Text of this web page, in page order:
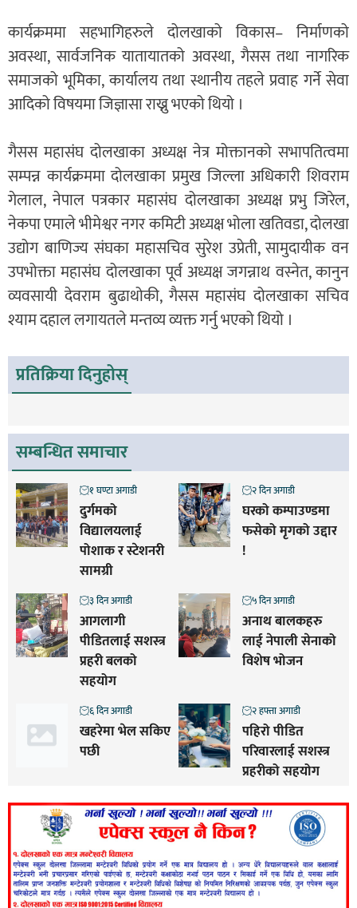
कार्यक्रममा सहभागिहरुले दोलखाको विकास– निर्माणको
अवस्था, सार्वजनिक यातायातको अवस्था, गैसस तथा नागरिक
समाजको भूमिका, कार्यालय तथा स्थानीय तहले प्रवाह गर्ने सेवा
आदिको विषयमा जिज्ञासा राख्नु भएको थियो ।
गैसस महासंघ दोलखाका अध्यक्ष नेत्र मोक्तानको सभापतित्वमा
सम्पन्न कार्यक्रममा दोलखाका प्रमुख जिल्ला अधिकारी शिवराम
गेलाल, नेपाल पत्रकार महासंघ दोलखाका अध्यक्ष प्रभु जिरेल,
नेकपा एमाले भीमेश्वर नगर कमिटी अध्यक्ष भोला खतिवडा, दोलखा
उद्योग बाणिज्य संघका महासचिव सुरेश उप्रेती, सामुदायीक वन
उपभोक्ता महासंघ दोलखाका पूर्व अध्यक्ष जगन्नाथ वस्नेत, कानुन
व्यवसायी देवराम बुढाथोकी, गैसस महासंघ दोलखाका सचिव
श्याम दहाल लगायतले मन्तव्य व्यक्त गर्नु भएको थियो ।
प्रतिक्रिया दिनुहोस्
सम्बन्धित समाचार
दुर्गमको
विद्यालयलाई
पोशाक र स्टेशनरी
सामग्री
१ घण्टा अगाडी
घरको कम्पाउण्डमा
फसेको मृगको उद्दार
!
२ दिन अगाडी
आगलागी
पीडितलाई सशस्त्र
प्रहरी बलको
सहयोग
३ दिन अगाडी
अनाथ बालकहरु
लाई नेपाली सेनाको
विशेष भोजन
५ दिन अगाडी
खहरेमा भेल सकिए
पछी
६ दिन अगाडी
पहिरो पीडित
परिवारलाई सशस्त्र
प्रहरीको सहयोग
२ हफ्ता अगाडी